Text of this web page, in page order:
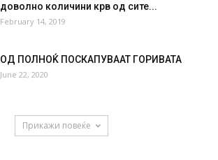
доволно количини крв од сите...
February 14, 2019
ОД ПОЛНОЌ ПОСКАПУВААТ ГОРИВАТА
June 22, 2020
Прикажи повеќе